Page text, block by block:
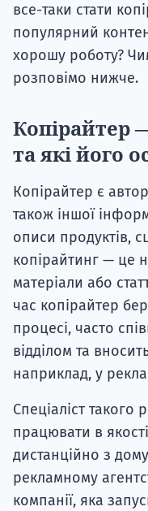
все-таки стати
популярний
хорошу роботу?
розповімо нижче.
Копірайтер
та які його
Копірайтер є
також іншої
описи продуктів,
копірайтинг — це
матеріали або
час копірайтер
процесі, часто
відділом та
наприклад, у
Спеціаліст такого
працювати в
дистанційно з
рекламному
компанії, яка